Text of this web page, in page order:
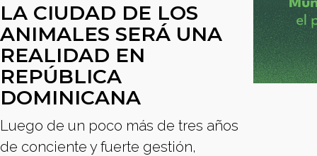
LA CIUDAD DE LOS
ANIMALES SERÁ UNA
REALIDAD EN
REPÚBLICA
DOMINICANA
Luego de un poco más de tres años
de conciente y fuerte gestión,